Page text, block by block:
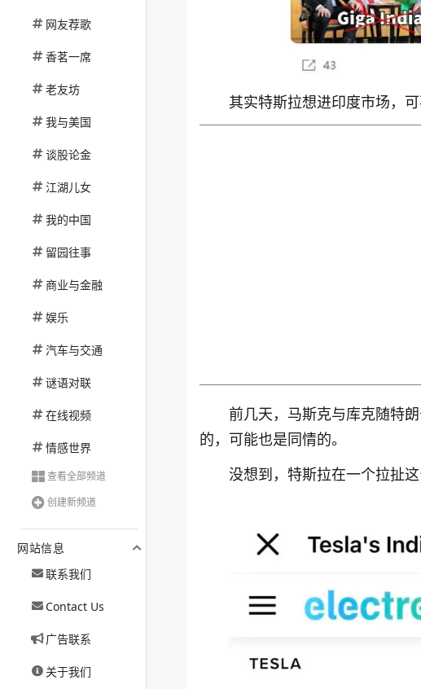
网友荐歌
香茗一席
老友坊
我与美国
谈股论金
江湖儿女
我的中国
留园往事
商业与金融
娱乐
汽车与交通
谜语对联
在线视频
情感世界
查看全部频道
创建新频道
网站信息
联系我们
Contact Us
广告联系
关于我们
其实特斯拉想进印度市场，可
前几天，马斯克与库克随特
的，可能也是同情的。
没想到，特斯拉在一个拉扯